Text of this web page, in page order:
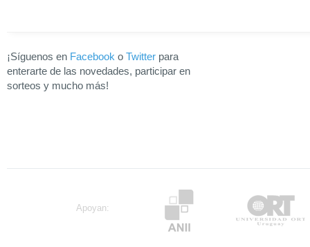
¡Síguenos en Facebook o Twitter para
enterarte de las novedades, participar en
sorteos y mucho más!
Apoyan: